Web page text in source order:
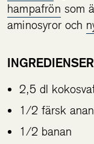
hampafrön som
aminosyror och
2,5 dl
1/2 färsk
1/2 banan